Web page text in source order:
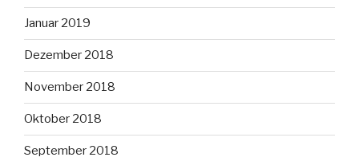
Januar 2019
Dezember 2018
November 2018
Oktober 2018
September 2018